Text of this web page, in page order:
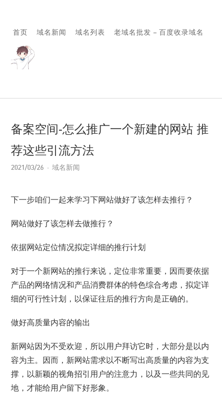
首页 域名新闻 域名列表 老域名批发 – 百度收录域名
备案空间-怎么推广一个新建的网站 推
荐这些引流方法
2021/03/26 域名新闻
下一步咱们一起来学习下网站做好了该怎样去推行？
网站做好了该怎样去做推行？
依据网站定位情况拟定详细的推行计划
对于一个新网站的推行来说，定位非常重要，因而要依据
产品的网络情况和产品消费群体的特色综合考虑，拟定详
细的可行性计划，以保证往后的推行方向是正确的。
做好高质量内容的输出
新网站因为不受欢迎，所以用户拜访它时，大部分是以内
容为主。因而，新网站需求以不断写出高质量的内容为支
撑，以新颖的视角招引用户的注意力，以及一些共同的见
地，才能给用户留下好形象。